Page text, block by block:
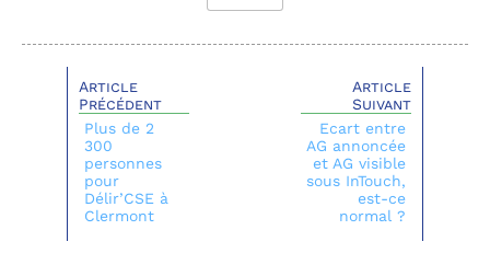
Article
Précédent
Plus de 2
300
personnes
pour
Délir’CSE à
Clermont
Article
Suivant
Ecart entre
AG annoncée
et AG visible
sous InTouch,
est-ce
normal ?